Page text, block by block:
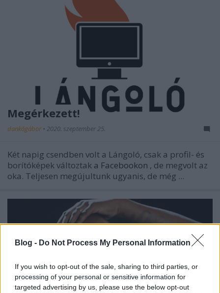
Blog - Do Not Process My Personal Information
If you wish to opt-out of the sale, sharing to third parties, or
processing of your personal or sensitive information for
targeted advertising by us, please use the below opt-out
Megérkezett!
dankógábor • 2020. szeptember 25.
Két napig csendben volt a Lángoló, csak a profil- és
borítóképek változtak a Facebookon , de megvolt az
oka. Teljesen megújultunk ugyanis, de még ...